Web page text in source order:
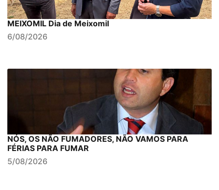
MEIXOMIL Dia de Meixomil
6/08/2026
NÓS, OS NÃO FUMADORES, NÃO VAMOS PARA
FÉRIAS PARA FUMAR
5/08/2026